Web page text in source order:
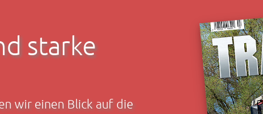
starke
wir einen Blick auf die